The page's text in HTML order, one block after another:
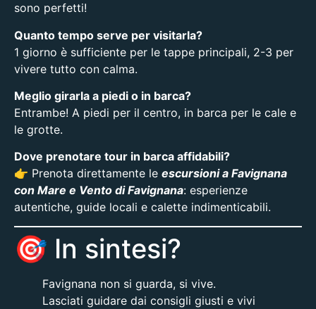
sono perfetti!
Quanto tempo serve per visitarla?
1 giorno è sufficiente per le tappe principali, 2-3 per
vivere tutto con calma.
Meglio girarla a piedi o in barca?
Entrambe! A piedi per il centro, in barca per le cale e
le grotte.
Dove prenotare tour in barca affidabili?
👉 Prenota direttamente le escursioni a Favignana
con Mare e Vento di Favignana: esperienze
autentiche, guide locali e calette indimenticabili.
🎯 In sintesi?
Favignana non si guarda, si vive.
Lasciati guidare dai consigli giusti e vivi